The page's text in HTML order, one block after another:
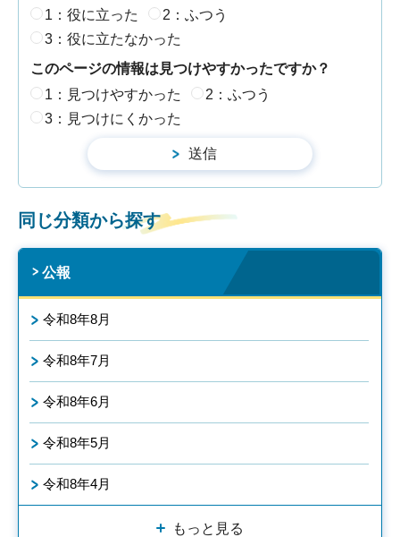
1：役に立った
2：ふつう
3：役に立たなかった
このページの情報は見つけやすかったですか？
1：見つけやすかった
2：ふつう
3：見つけにくかった
同じ分類から探す
公報
令和8年8月
令和8年7月
令和8年6月
令和8年5月
令和8年4月
もっと見る